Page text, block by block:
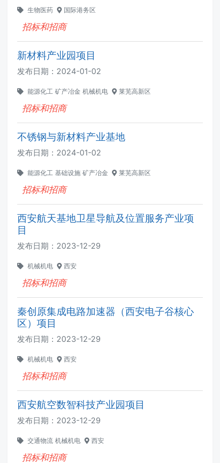
生物医药 国际港务区
招标和招商
新材料产业园项目
发布日期： 2024-01-02
能源化工 矿产冶金 机械机电 莱芜高新区
招标和招商
不锈钢与新材料产业基地
发布日期： 2024-01-02
能源化工 基础设施 矿产冶金 莱芜高新区
招标和招商
西安航天基地卫星导航及位置服务产业项
目
发布日期： 2023-12-29
机械机电 西安
招标和招商
秦创原集成电路加速器（西安电子谷核心
区）项目
发布日期： 2023-12-29
机械机电 西安
招标和招商
西安航空数智科技产业园项目
发布日期： 2023-12-29
交通物流 机械机电 西安
招标和招商